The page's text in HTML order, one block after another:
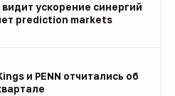
ускорение синергий
prediction markets
и PENN отчитались об